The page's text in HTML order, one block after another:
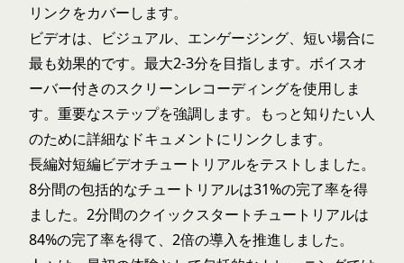
リンクをカバーします。
ビデオは、ビジュアル、エンゲージング、短い場合に
最も効果的です。最大2-3分を目指します。ボイスオ
ーバー付きのスクリーンレコーディングを使用しま
す。重要なステップを強調します。もっと知りたい人
のために詳細なドキュメントにリンクします。
長編対短編ビデオチュートリアルをテストしました。
8分間の包括的なチュートリアルは31%の完了率を得
ました。2分間のクイックスタートチュートリアルは
84%の完了率を得て、2倍の導入を推進しました。